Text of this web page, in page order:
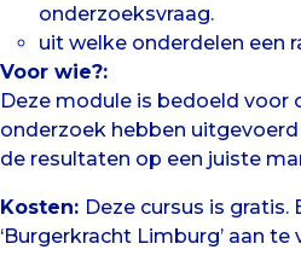
onderzoeksvraag.
uit welke onderdelen een
Voor wie?:
Deze module is bedoeld voor
onderzoek hebben
de resultaten op een juiste
Kosten: Deze cursus is gratis.
‘Burgerkracht Limburg’ aan